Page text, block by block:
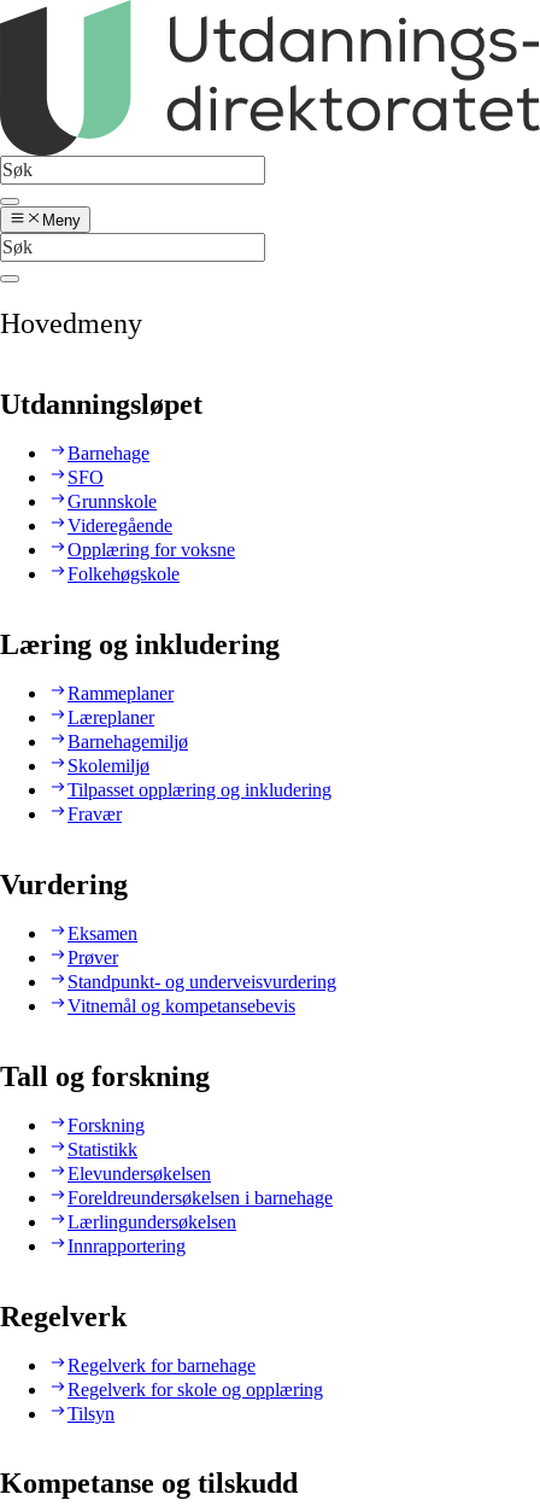
Meny
Hovedmeny
Utdanningsløpet
Barnehage
SFO
Grunnskole
Videregående
Opplæring for voksne
Folkehøgskole
Læring og inkludering
Rammeplaner
Læreplaner
Barnehagemiljø
Skolemiljø
Tilpasset opplæring og inkludering
Fravær
Vurdering
Eksamen
Prøver
Standpunkt- og underveisvurdering
Vitnemål og kompetansebevis
Tall og forskning
Forskning
Statistikk
Elevundersøkelsen
Foreldreundersøkelsen i barnehage
Lærlingundersøkelsen
Innrapportering
Regelverk
Regelverk for barnehage
Regelverk for skole og opplæring
Tilsyn
Kompetanse og tilskudd